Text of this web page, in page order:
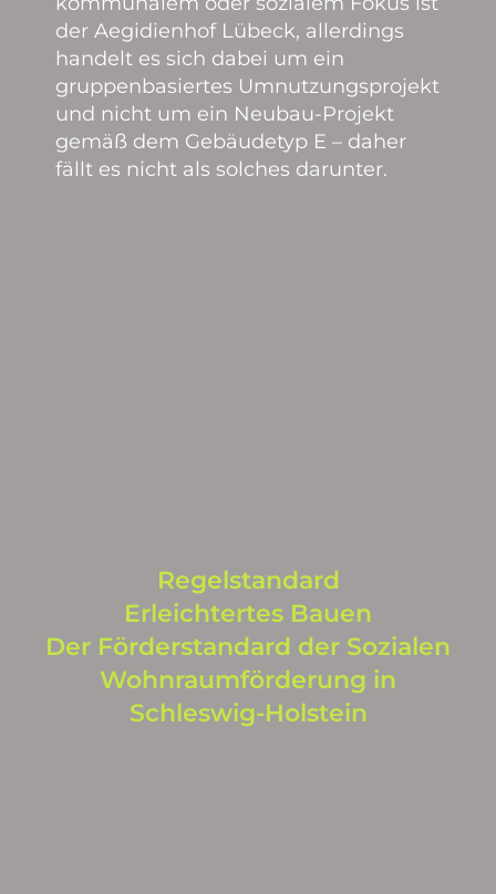
der Aegidienhof Lübeck, allerdings
handelt es sich dabei um ein
gruppenbasiertes Umnutzungsprojekt
und nicht um ein Neubau‑Projekt
gemäß dem Gebäudetyp E – daher
fällt es nicht als solches darunter.
Regelstandard
Erleichtertes Bauen
Der Förderstandard der Sozialen
Wohnraumförderung in
Schleswig-Holstein